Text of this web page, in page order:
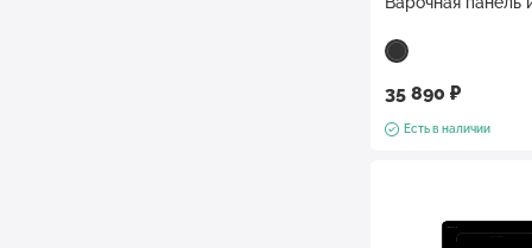
35 890 ₽
Есть в наличии